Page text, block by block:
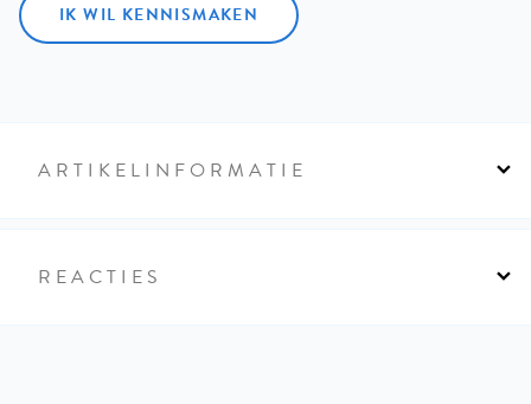
IK WIL KENNISMAKEN
ARTIKELINFORMATIE
REACTIES